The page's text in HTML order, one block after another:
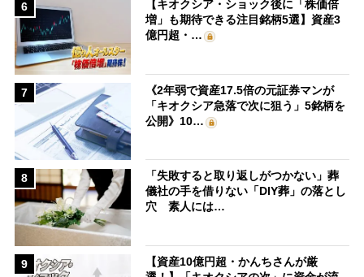
6
【キオクシア・ショック後に「株価倍
増」も期待できる注目銘柄5選】資産3
億円超・…
7
《2年弱で資産17.5倍の元証券マンが
「キオクシア急落で次に狙う」5銘柄を
公開》10…
8
「失敗すると取り返しがつかない」葬
儀社の手を借りない「DIY葬」の落とし
穴 素人には…
9
【資産10億円超・かんちさんが厳